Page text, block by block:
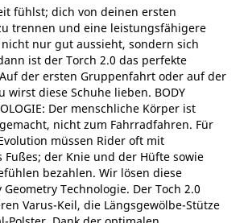
fühlst; dich von deinen ersten
trennen und eine leistungsfähigere
nur gut aussieht, sondern sich
ist der Torch 2.0 das perfekte
der ersten Gruppenfahrt oder auf der
wirst diese Schuhe lieben. BODY
Der menschliche Körper ist
nicht zum Fahrradfahren. Für
müssen Rider oft mit
Fußes; der Knie und der Hüfte sowie
bezahlen. Wir lösen diese
Technologie. Der Toch 2.0
Varus-Keil, die Längsgewölbe-Stütze